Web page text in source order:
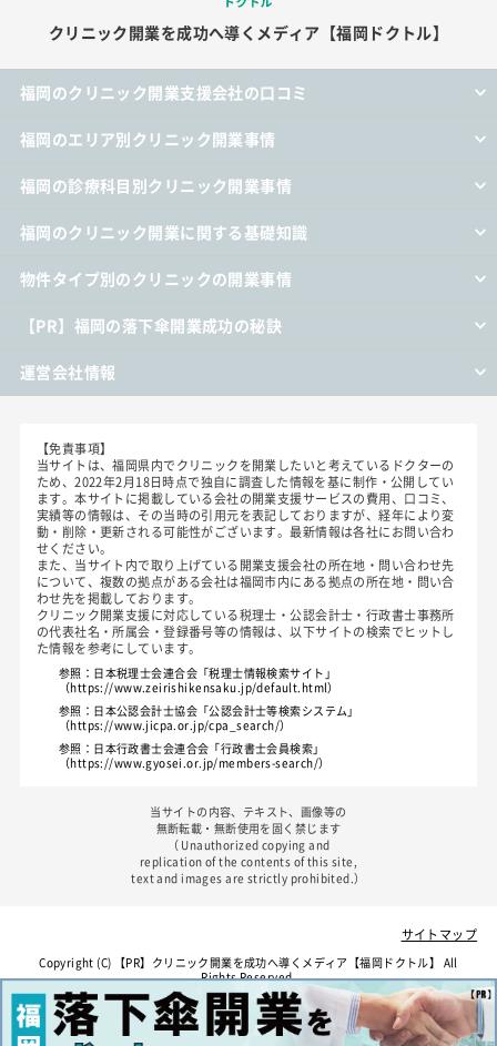
クリニック開業を成功へ導くメディア【福岡ドクトル】
福岡のクリニック開業支援会社の口コミ
福岡のエリア別クリニック開業事情
福岡の診療科目別クリニック開業事情
福岡のクリニック開業に関する基礎知識
物件タイプ別のクリニックの開業事情
【PR】福岡の落下傘開業成功の秘訣
運営会社情報
【免責事項】
当サイトは、福岡県内でクリニックを開業したいと考えているドクターの
ため、2022年2月18日時点で独自に調査した情報を基に制作・公開してい
ます。本サイトに掲載している会社の開業支援サービスの費用、口コミ、
実績等の情報は、その当時の引用元を表記しておりますが、経年により変
動・削除・更新される可能性がございます。最新情報は各社にお問い合わ
せください。
また、当サイト内で取り上げている開業支援会社の所在地・問い合わせ先
について、複数の拠点がある会社は福岡市内にある拠点の所在地・問い合
わせ先を掲載しております。
クリニック開業支援に対応している税理士・公認会計士・行政書士事務所
の代表社名・所属会・登録番号等の情報は、以下サイトの検索でヒットし
た情報を参考にしています。
参照：日本税理士会連合会「税理士情報検索サイト」
（https://www.zeirishikensaku.jp/default.html）
参照：日本公認会計士協会「公認会計士等検索システム」
（https://www.jicpa.or.jp/cpa_search/）
参照：日本行政書士会連合会「行政書士会員検索」
（https://www.gyosei.or.jp/members-search/）
当サイトの内容、テキスト、画像等の
無断転載・無断使用を固く禁じます
（ Unauthorized copying and
replication of the contents of this site,
text and images are strictly prohibited.）
サイトマップ
Copyright (C) クリニック開業を成功へ導くメディア【福岡ドクトル】 All
Rights Reserved.